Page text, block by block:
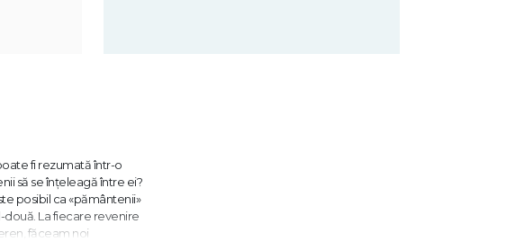
fi rezumată într-o
să se înţeleagă între ei?
posibil ca «pământenii»
două. La fiecare revenire
făceam noi